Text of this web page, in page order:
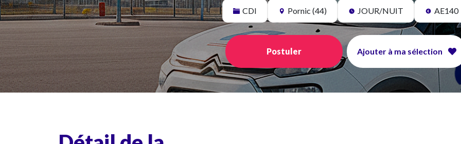
CDI Pornic (44) JOUR/NUIT AE140
Postuler Ajouter à ma sélection